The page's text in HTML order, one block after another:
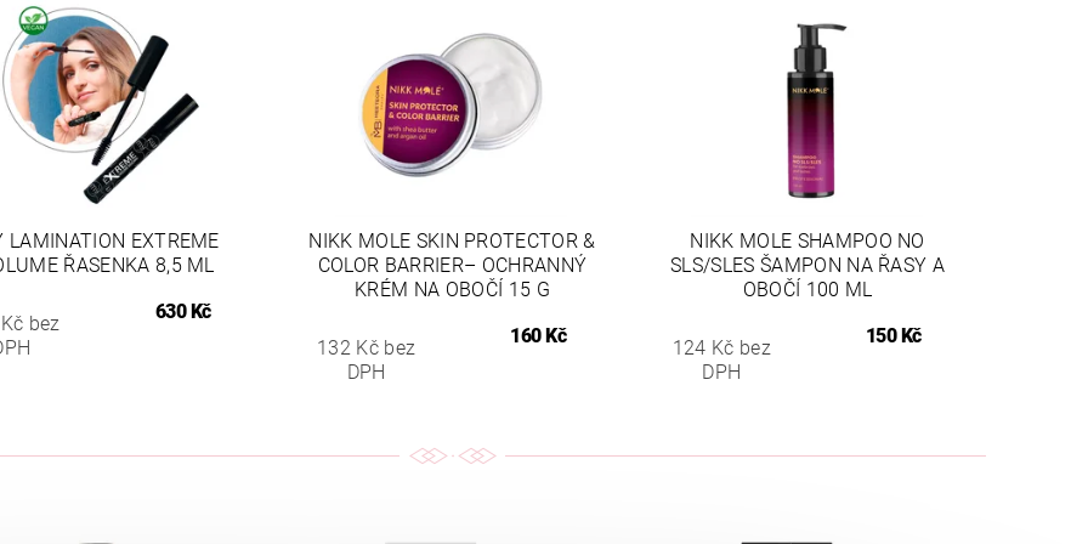
LAMINATION EXTREME
ŘASENKA 8,5 ML
bez
630 Kč
NIKK MOLE SKIN PROTECTOR &
COLOR BARRIER– OCHRANNÝ
KRÉM NA OBOČÍ 15 G
132 Kč bez
DPH
160 Kč
NIKK MOLE SHAMPOO NO
SLS/SLES ŠAMPON NA ŘASY A
OBOČÍ 100 ML
124 Kč bez
DPH
150 Kč